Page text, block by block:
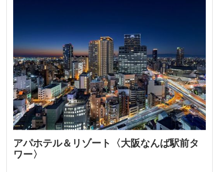
アパホテル＆リゾート〈大阪なんば駅前タ
ワー〉